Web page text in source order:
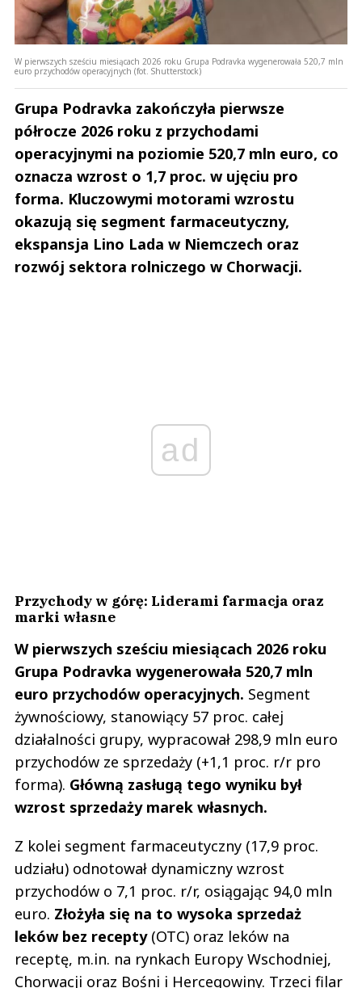
W pierwszych sześciu miesiącach 2026 roku Grupa Podravka wygenerowała 520,7 mln
euro przychodów operacyjnych (fot. Shutterstock)
Grupa Podravka zakończyła pierwsze
półrocze 2026 roku z przychodami
operacyjnymi na poziomie 520,7 mln euro, co
oznacza wzrost o 1,7 proc. w ujęciu pro
forma. Kluczowymi motorami wzrostu
okazują się segment farmaceutyczny,
ekspansja Lino Lada w Niemczech oraz
rozwój sektora rolniczego w Chorwacji.
ad
Przychody w górę: Liderami farmacja oraz
marki własne
W pierwszych sześciu miesiącach 2026 roku
Grupa Podravka wygenerowała 520,7 mln
euro przychodów operacyjnych. Segment
żywnościowy, stanowiący 57 proc. całej
działalności grupy, wypracował 298,9 mln euro
przychodów ze sprzedaży (+1,1 proc. r/r pro
forma). Główną zasługą tego wyniku był
wzrost sprzedaży marek własnych.
Z kolei segment farmaceutyczny (17,9 proc.
udziału) odnotował dynamiczny wzrost
przychodów o 7,1 proc. r/r, osiągając 94,0 mln
euro. Złożyła się na to wysoka sprzedaż
leków bez recepty(OTC) oraz leków na
receptę, m.in. na rynkach Europy Wschodniej,
Chorwacji oraz Bośni i Hercegowiny. Trzeci filar